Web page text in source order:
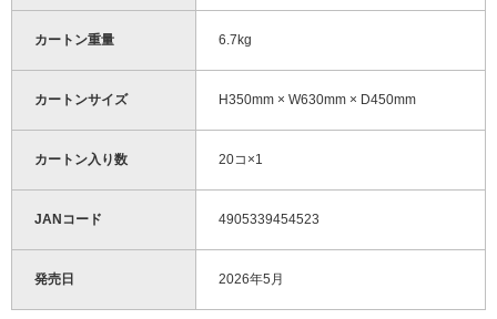
カートン重量 6.7kg
カートンサイズ H350mm × W630mm × D450mm
カートン入り数 20コ×1
JANコード 4905339454523
発売日 2026年5月